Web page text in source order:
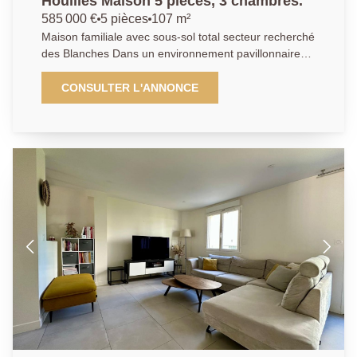
recréer un garage ou aménager une dépendance ou
Extérieur Le terrain de 309 m2 offre un agréable
espace de jardin, idéal pour profiter des beaux jours
envies. En résumé Une maison de caractère, solide,
585 000 € 5 pièces 107 m²
Maison familiale avec sous-sol total secteur recherché
des Blanches Dans un environnement pavillonnaire
calme et recherché, venez découvrir cette charmante
maison des années 1960, édifiée sur une belle
parcelle de plus de 400 m2. Dès l'entrée, vous serez
d'une cuisine indépendante entièrement équipée,
ainsi que d'un spacieux séjour double de plus de 30
m2, idéal pour vos moments en famille ou entre amis.
Une chambre, une salle de bains et un WC
indépendant complètent ce niveau. À l'étage, un
grand palier dessert deux belles chambres, dont une
avec balcon, ainsi qu'une salle d'eau et un dressing,
offrant un espace nuit confortable et bien agencé. Le
bien dispose également d'un sous-sol total,
comprenant un garage, un atelier, une chaufferie et
une buanderie, offrant de nombreuses possibilités de
rangement et d'aménagement. Idéal pour une famille
CONSULTER L'ANNONCE